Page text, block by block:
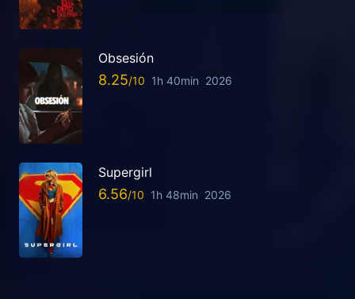
Obsesión
8.25 1h 40min 2026
Supergirl
6.56 1h 48min 2026